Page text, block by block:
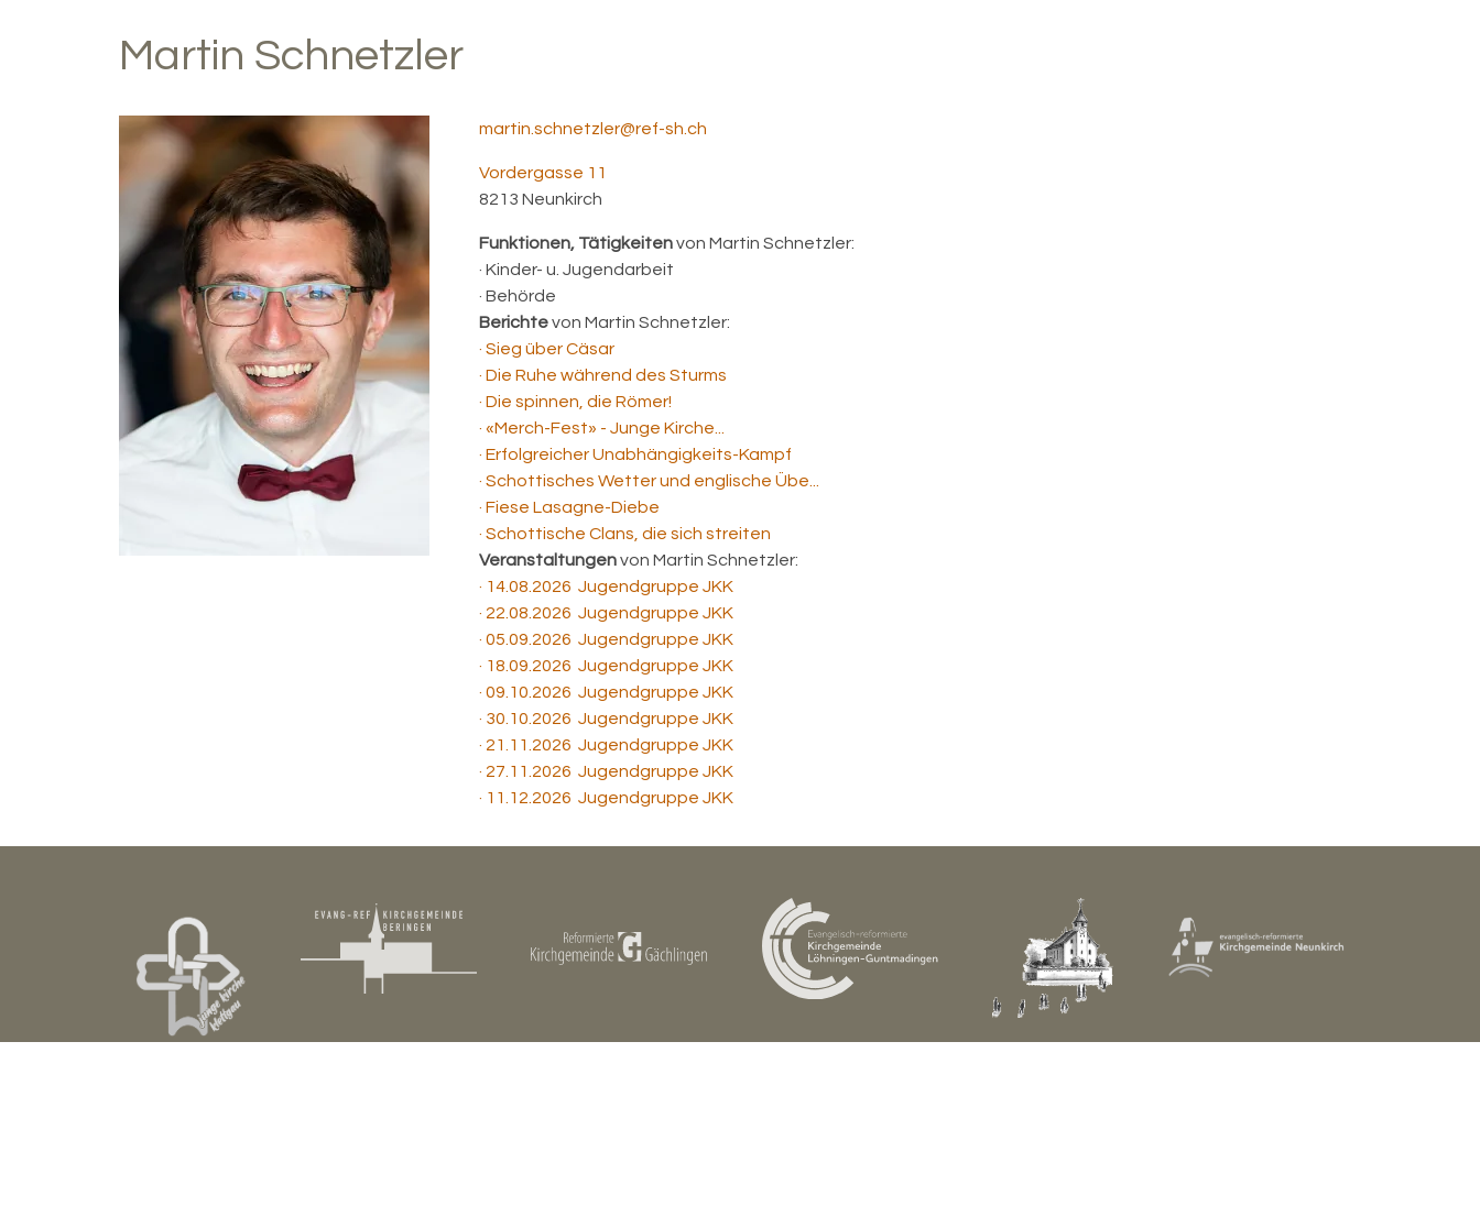
Martin Schnetzler
martin.schnetzler@ref-sh.ch
Vordergasse 11
8213 Neunkirch
Funktionen, Tätigkeitenvon Martin Schnetzler:
· Kinder- u. Jugendarbeit
· Behörde
Berichtevon Martin Schnetzler:
· Sieg über Cäsar
· Die Ruhe während des Sturms
· Die spinnen, die Römer!
· «Merch-Fest» - Junge Kirche...
· Erfolgreicher Unabhängigkeits-Kampf
· Schottisches Wetter und englische Übe...
· Fiese Lasagne-Diebe
· Schottische Clans, die sich streiten
Veranstaltungenvon Martin Schnetzler:
· 14.08.2026 Jugendgruppe JKK
· 22.08.2026 Jugendgruppe JKK
· 05.09.2026 Jugendgruppe JKK
· 18.09.2026 Jugendgruppe JKK
· 09.10.2026 Jugendgruppe JKK
· 30.10.2026 Jugendgruppe JKK
· 21.11.2026 Jugendgruppe JKK
· 27.11.2026 Jugendgruppe JKK
· 11.12.2026 Jugendgruppe JKK